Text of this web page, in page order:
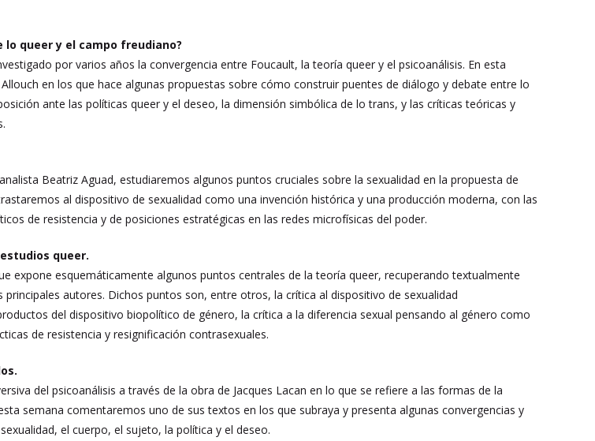
lo queer y el campo freudiano?
por varios años la convergencia entre Foucault, la teoría queer y el psicoanálisis. En esta
en los que hace algunas propuestas sobre cómo construir puentes de diálogo y debate entre lo
ante las políticas queer y el deseo, la dimensión simbólica de lo trans, y las críticas teóricas y
Beatriz Aguad, estudiaremos algunos puntos cruciales sobre la sexualidad en la propuesta de
al dispositivo de sexualidad como una invención histórica y una producción moderna, con las
de resistencia y de posiciones estratégicas en las redes microfísicas del poder.
queer.
expone esquemáticamente algunos puntos centrales de la teoría queer, recuperando textualmente
autores. Dichos puntos son, entre otros, la crítica al dispositivo de sexualidad
del dispositivo biopolítico de género, la crítica a la diferencia sexual pensando al género como
de resistencia y resignificación contrasexuales.
del psicoanálisis a través de la obra de Jacques Lacan en lo que se refiere a las formas de la
semana comentaremos uno de sus textos en los que subraya y presenta algunas convergencias y
el cuerpo, el sujeto, la política y el deseo.